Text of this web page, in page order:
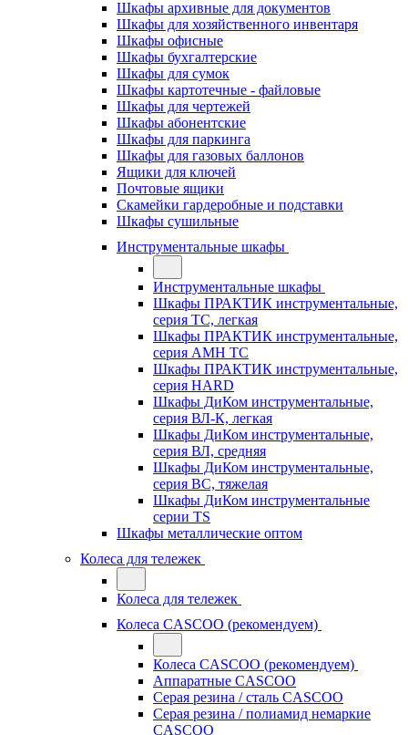
Шкафы архивные для документов
Шкафы для хозяйственного инвентаря
Шкафы офисные
Шкафы бухгалтерские
Шкафы для сумок
Шкафы картотечные - файловые
Шкафы для чертежей
Шкафы абонентские
Шкафы для паркинга
Шкафы для газовых баллонов
Ящики для ключей
Почтовые ящики
Скамейки гардеробные и подставки
Шкафы сушильные
Инструментальные шкафы
Инструментальные шкафы
Шкафы ПРАКТИК инструментальные,
серия ТC, легкая
Шкафы ПРАКТИК инструментальные,
серия AMH TC
Шкафы ПРАКТИК инструментальные,
серия HARD
Шкафы ДиКом инструментальные,
cерия ВЛ-К, легкая
Шкафы ДиКом инструментальные,
серия ВЛ, средняя
Шкафы ДиКом инструментальные,
серия ВС, тяжелая
Шкафы ДиКом инструментальные
серии TS
Шкафы металлические оптом
Колеса для тележек
Колеса для тележек
Колеса CASCOO (рекомендуем)
Колеса CASCOO (рекомендуем)
Аппаратные CASCOO
Серая резина / сталь CASCOO
Серая резина / полиамид немаркие
CASCOO